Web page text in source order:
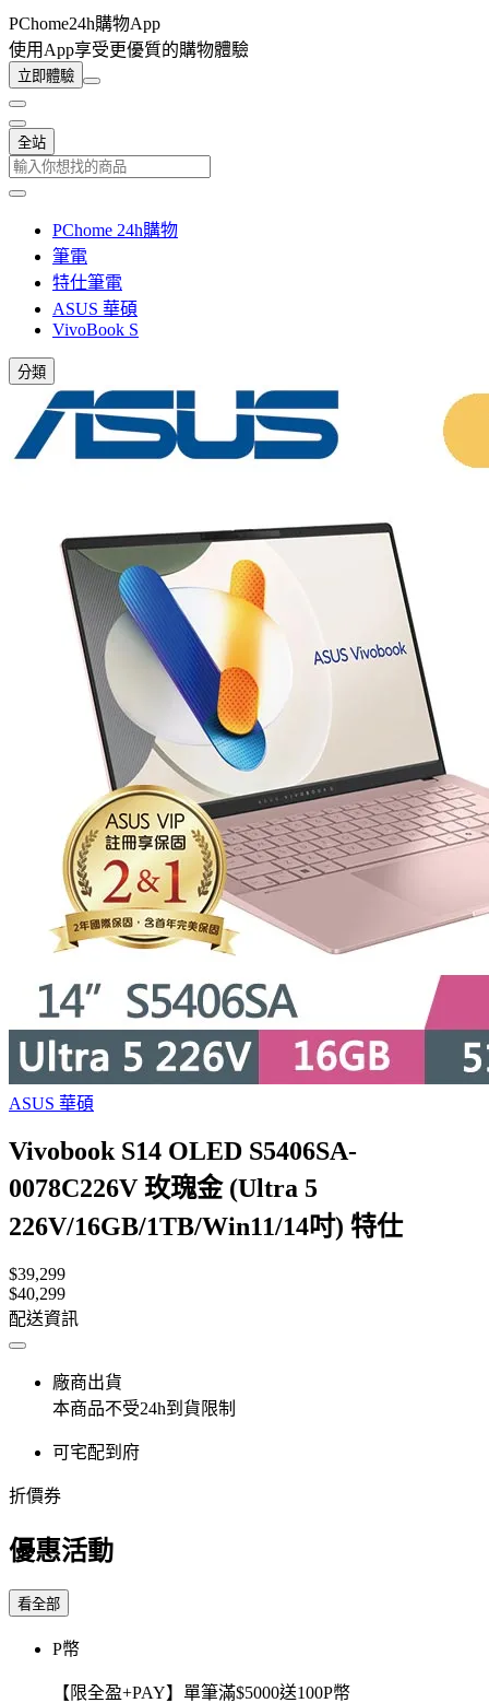
PChome24h購物App
使用App享受更優質的購物體驗
立即體驗
全站
PChome 24h購物
筆電
特仕筆電
ASUS 華碩
VivoBook S
分類
ASUS 華碩
Vivobook S14 OLED S5406SA-
0078C226V 玫瑰金 (Ultra 5
226V/16GB/1TB/Win11/14吋) 特仕
$39,299
$40,299
配送資訊
廠商出貨
本商品不受24h到貨限制
可宅配到府
折價券
優惠活動
看全部
P幣
【限全盈+PAY】單筆滿$5000送100P幣